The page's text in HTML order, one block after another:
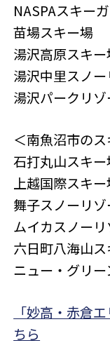
NASPAスキー
苗場スキー場
湯沢高原スキ
湯沢中里スノー
湯沢パークリゾ
＜南魚沼市の
石打丸山スキー
上越国際スキー
舞子スノーリゾ
ムイカスノーリ
六日町八海山
ニュー・グリ
「妙高・赤倉
ちら